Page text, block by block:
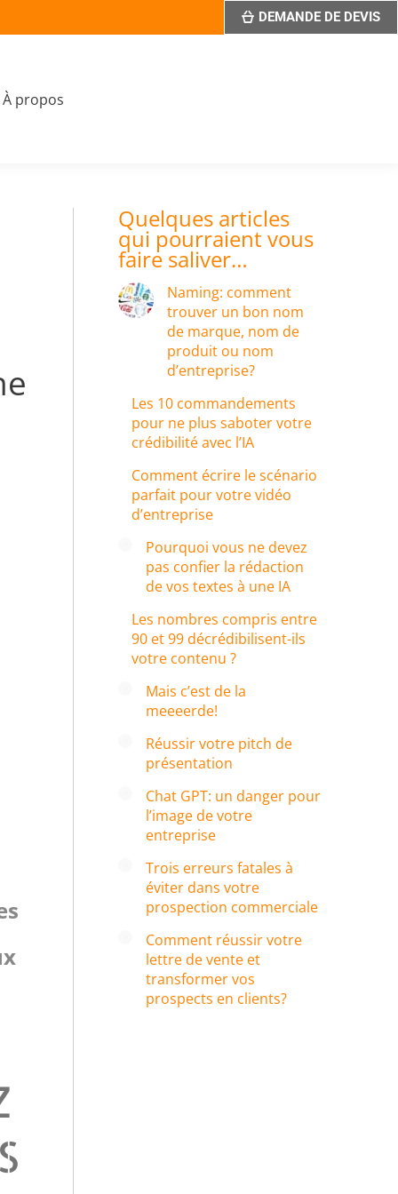
DEMANDE DE DEVIS
À propos
Quelques articles
qui pourraient vous
faire saliver…
Naming: comment
trouver un bon nom
de marque, nom de
produit ou nom
d’entreprise?
Les 10 commandements
pour ne plus saboter votre
crédibilité avec l’IA
Comment écrire le scénario
parfait pour votre vidéo
d’entreprise
Pourquoi vous ne devez
pas confier la rédaction
de vos textes à une IA
Les nombres compris entre
90 et 99 décrédibilisent-ils
votre contenu ?
Mais c’est de la
meeeerde!
Réussir votre pitch de
présentation
Chat GPT: un danger pour
l’image de votre
entreprise
Trois erreurs fatales à
éviter dans votre
prospection commerciale
Comment réussir votre
lettre de vente et
transformer vos
prospects en clients?